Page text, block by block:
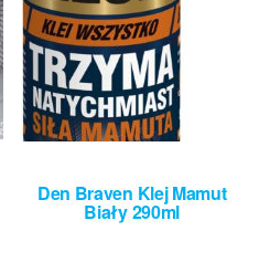
Den Braven Klej Mamut
Biały 290ml